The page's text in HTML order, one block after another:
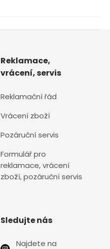
Reklamace,
vrácení, servis
Reklamační řád
Vrácení zboží
Pozáruční servis
Formulář pro
reklamace, vrácení
zboží, pozáruční servis
Sledujte nás
Najdete na